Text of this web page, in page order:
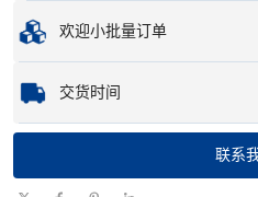
样品 ：可用的定制样品可能会产
欢迎小批量订单
获得所需的产品。
交货时间
101 - 1000
联系